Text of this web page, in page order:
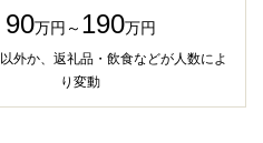
90万円～ 190万円
外か、返礼品・飲食などが人数によ
り変動